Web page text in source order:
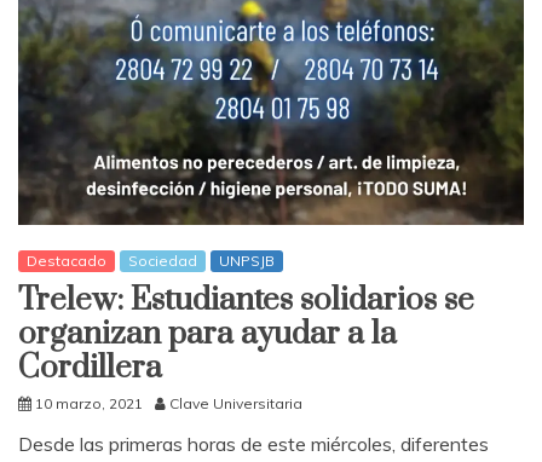
Destacado Sociedad UNPSJB
Trelew: Estudiantes solidarios se
organizan para ayudar a la
Cordillera
10 marzo, 2021 Clave Universitaria
Desde las primeras horas de este miércoles, diferentes